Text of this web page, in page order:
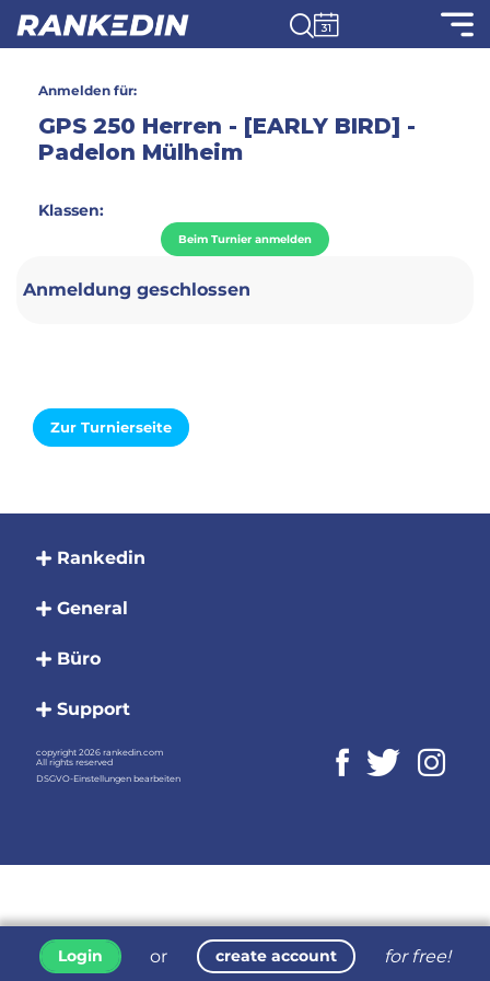
Anmelden für:
GPS 250 Herren - [EARLY BIRD] -
Padelon Mülheim
Klassen:
Beim Turnier anmelden
Anmeldung geschlossen
Zur Turnierseite
Login or create account for free!
Rankedin
General
Büro
Support
copyright 2026 rankedin.com
All rights reserved
DSGVO-Einstellungen bearbeiten